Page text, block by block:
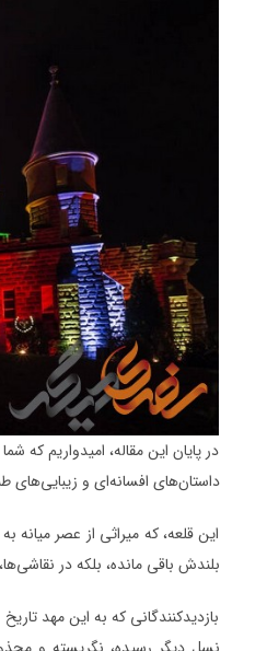
در پایان این مقاله، امیدواریم که
داستان‌های افسانه‌ای و زیبایی‌های
این قلعه، که میراثی از عصر
بلندش باقی مانده، بلکه در
بازدیدکنندگانی که به این مهد